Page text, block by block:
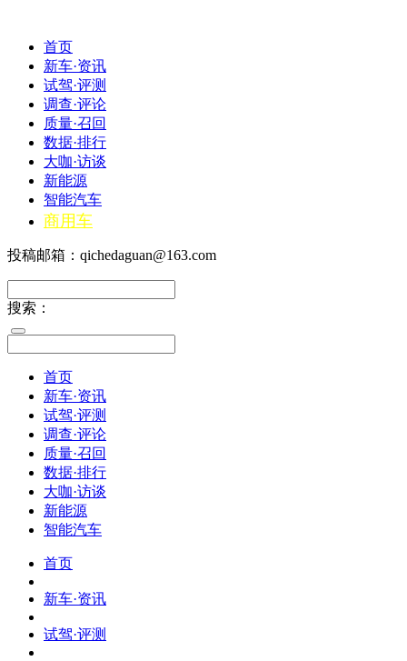
首页
新车·资讯
试驾·评测
调查·评论
质量·召回
数据·排行
大咖·访谈
新能源
智能汽车
商用车
投稿邮箱：qichedaguan@163.com
搜索：
首页
新车·资讯
试驾·评测
调查·评论
质量·召回
数据·排行
大咖·访谈
新能源
智能汽车
首页
新车·资讯
试驾·评测